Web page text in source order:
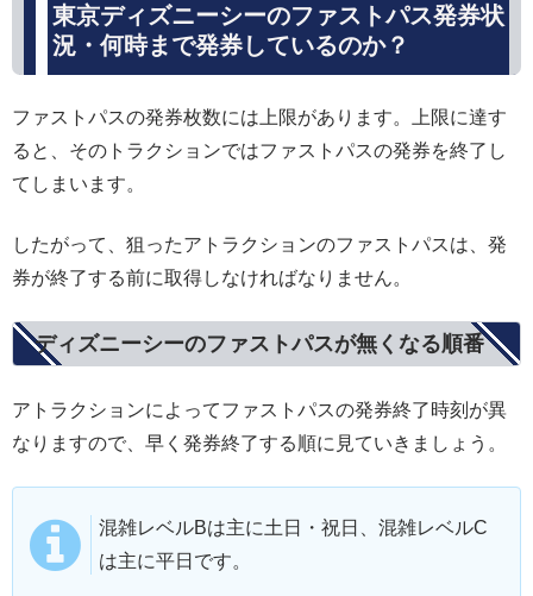
東京ディズニーシーのファストパス発券状
況・何時まで発券しているのか？
ファストパスの発券枚数には上限があります。上限に達す
ると、そのトラクションではファストパスの発券を終了し
てしまいます。
したがって、狙ったアトラクションのファストパスは、発
券が終了する前に取得しなければなりません。
ディズニーシーのファストパスが無くなる順番
アトラクションによってファストパスの発券終了時刻が異
なりますので、早く発券終了する順に見ていきましょう。
混雑レベルBは主に土日・祝日、混雑レベルC
は主に平日です。